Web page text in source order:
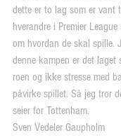
dette er to lag som er vant
hverandre i Premier
om hvordan de skal spille.
denne kampen er det laget
roen og ikke stresse med
påvirke spillet. Så jeg tror
seier for Tottenham.
Sven Vedeler Gaupholm